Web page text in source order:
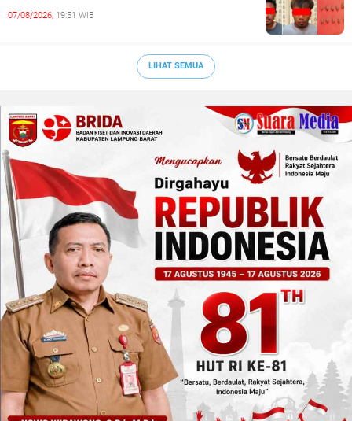
07/08/2026, 19:51 WIB
LIHAT SEMUA